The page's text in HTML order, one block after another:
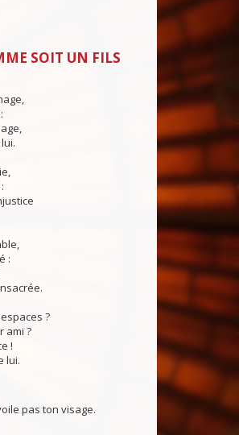
SOIT UN FILS
:
?
ami ?
!
lui.
pas ton visage.